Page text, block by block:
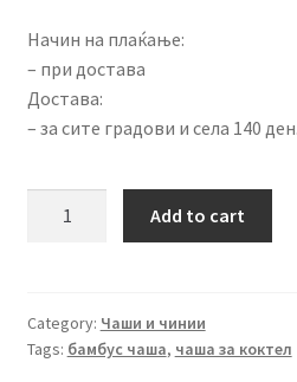
Начин на плаќање:
– при достава
Достава:
– за сите градови и села 140
quantity
Add to cart
Category: Чаши и чинии
Tags: бамбус чаша, чаша за коктел